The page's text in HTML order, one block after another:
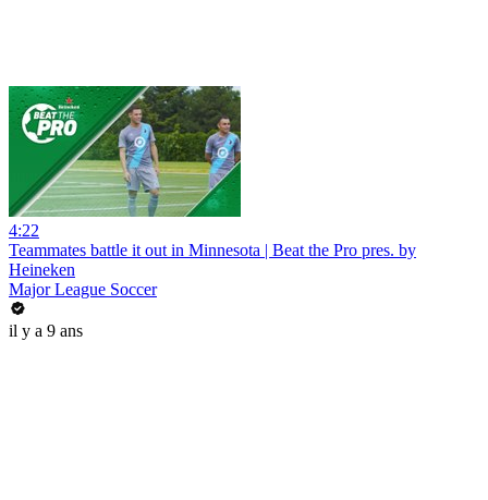
4:22
Teammates battle it out in Minnesota | Beat the Pro pres. by
Heineken
Major League Soccer
il y a 9 ans